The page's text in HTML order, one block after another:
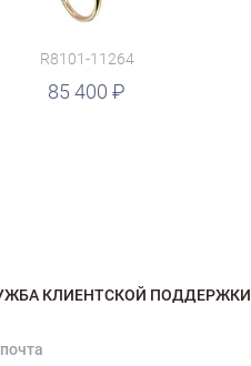
R8101-11264
85 400
руб.
КЛИЕНТСКОЙ ПОДДЕРЖКИ